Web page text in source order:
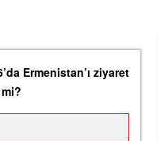
Ermenistan’ı ziyaret